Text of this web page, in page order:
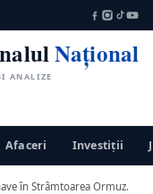
Național
ANALIZE
Afaceri Investiții
în Strâmtoarea Ormuz.